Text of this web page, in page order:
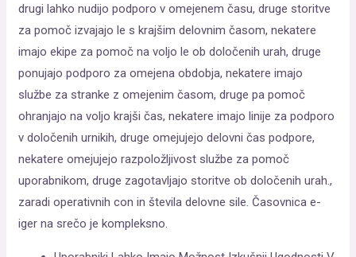
drugi lahko nudijo podporo v omejenem času, druge storitve
za pomoč izvajajo le s krajšim delovnim časom, nekatere
imajo ekipe za pomoč na voljo le ob določenih urah, druge
ponujajo podporo za omejena obdobja, nekatere imajo
službe za stranke z omejenim časom, druge pa pomoč
ohranjajo na voljo krajši čas, nekatere imajo linije za podporo
v določenih urnikih, druge omejujejo delovni čas podpore,
nekatere omejujejo razpoložljivost službe za pomoč
uporabnikom, druge zagotavljajo storitve ob določenih urah.,
zaradi operativnih con in števila delovne sile. Časovnica e-
iger na srečo je kompleksno.